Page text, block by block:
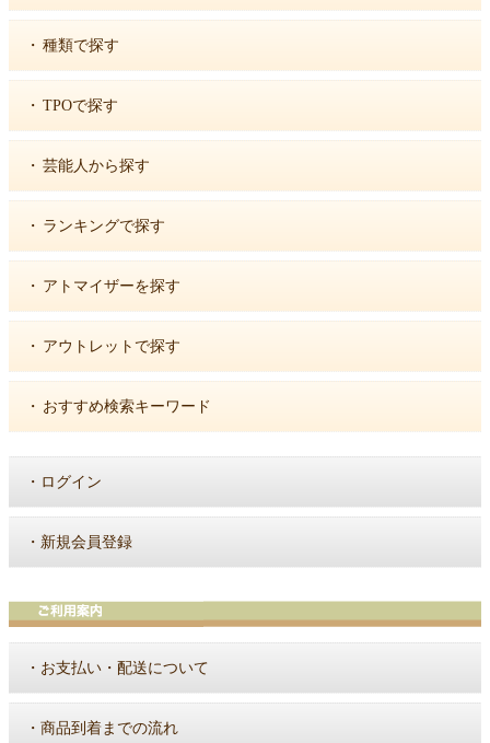
・ 種類で探す
・ TPOで探す
・ 芸能人から探す
・ ランキングで探す
・ アトマイザーを探す
・ アウトレットで探す
・ おすすめ検索キーワード
・ ログイン
・ 新規会員登録
・ お支払い・配送について
・ 商品到着までの流れ